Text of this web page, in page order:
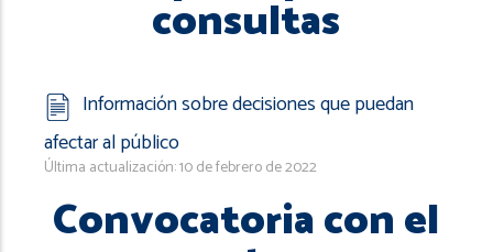
consultas
Información sobre decisiones que puedan
afectar al público
Última actualización: 10 de febrero de 2022
Convocatoria con el